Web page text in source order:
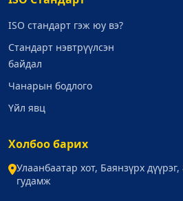
ISO стандарт гэж юу вэ?
Стандарт нэвтрүүлсэн
байдал
Чанарын бодлого
Үйл явц
Холбоо барих
Улаанбаатар хот, Баянзүрх
гудамж